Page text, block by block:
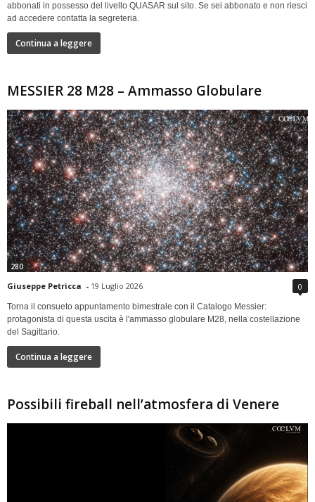
abbonati in possesso del livello QUASAR sul sito. Se sei abbonato e non riesci
ad accedere contatta la segreteria.
Continua a leggere
MESSIER 28 M28 – Ammasso Globulare
280
Giuseppe Petricca - 19 Luglio 2026 0
Torna il consueto appuntamento bimestrale con il Catalogo Messier:
protagonista di questa uscita è l'ammasso globulare M28, nella costellazione
del Sagittario.
Continua a leggere
Possibili fireball nell’atmosfera di Venere